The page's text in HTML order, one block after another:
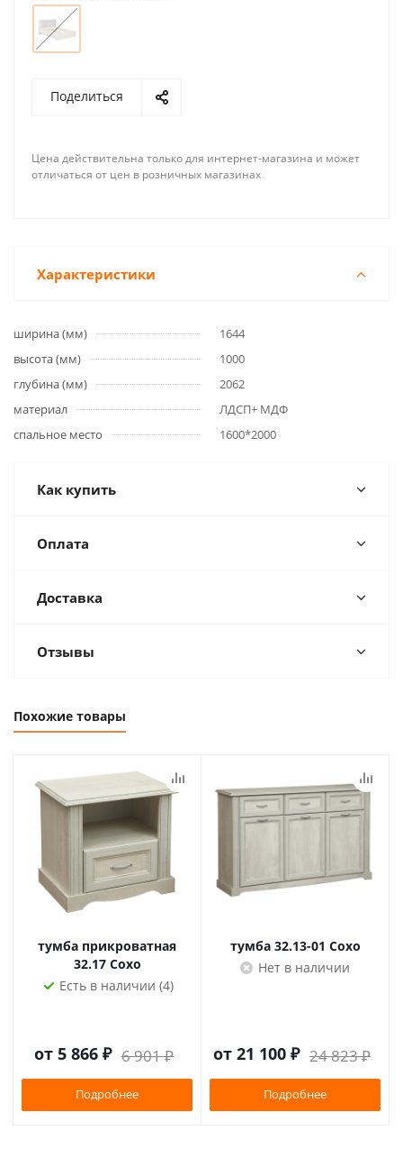
Поделиться
Цена действительна только для интернет-магазина и может
отличаться от цен в розничных магазинах
Характеристики
ширина (мм)
1644
высота (мм)
1000
глубина (мм)
2062
материал
ЛДСП+ МДФ
спальное место
1600*2000
Как купить
Оплата
Доставка
Отзывы
Похожие товары
тумба прикроватная
32.17 Сохо
Есть в наличии (4)
от 5 866 ₽ 6 901 ₽
Подробнее
тумба 32.13-01 Сохо
Нет в наличии
от 21 100 ₽ 24 823 ₽
Подробнее